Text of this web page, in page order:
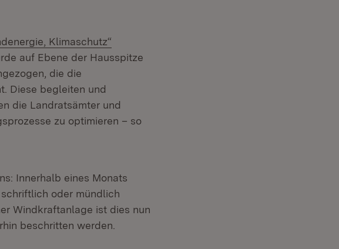
Klimaschutz“
auf Ebene der Hausspitze
die die
Diese begleiten und
die Landratsämter und
zu optimieren – so
Innerhalb eines Monats
oder mündlich
Windkraftanlage ist dies nun
beschritten werden.